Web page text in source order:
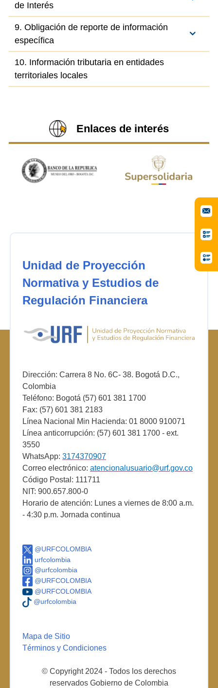
de Interés
9. Obligación de reporte de información
específica
10. Información tributaria en entidades
territoriales locales
Enlaces de interés
Unidad de Proyección
Normativa y Estudios de
Regulación Financiera
Dirección: Carrera 8 No. 6C- 38. Bogotá D.C.,
Colombia
Teléfono: Bogotá (57) 601 381 1700
Fax: (57) 601 381 2183
Línea Nacional Min Hacienda: 01 8000 910071
Línea anticorrupción: (57) 601 381 1700 - ext.
3550
WhatsApp: 3174370907
Correo electrónico: atencionalusuario@urf.gov.co
Código Postal: 111711
NIT: 900.657.800-0
Horario de atención: Lunes a viernes de 8:00 a.m.
- 4:30 p.m. Jornada continua
@URFCOLOMBIA
urfcolombia
@urfcolombia
@URFCOLOMBIA
@URFCOLOMBIA
@urfcolombia
Mapa de Sitio
Términos y Condiciones
© Copyright 2024 - Todos los derechos
reservados Gobierno de Colombia